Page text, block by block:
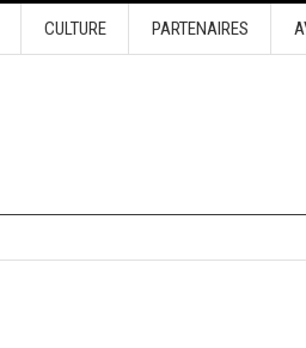
CULTURE PARTENAIRES